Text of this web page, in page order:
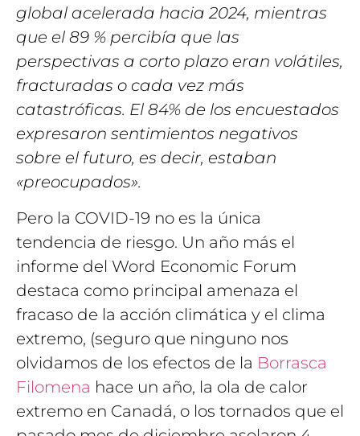
global acelerada hacia 2024, mientras
que el 89 % percibía que las
perspectivas a corto plazo eran volátiles,
fracturadas o cada vez más
catastróficas. El 84% de los encuestados
expresaron sentimientos negativos
sobre el futuro, es decir, estaban
«preocupados».
Pero la COVID-19 no es la única
tendencia de riesgo. Un año más el
informe del Word Economic Forum
destaca como principal amenaza el
fracaso de la acción climática y el clima
extremo, (seguro que ninguno nos
olvidamos de los efectos de la Borrasca
Filomena hace un año, la ola de calor
extremo en Canadá, o los tornados que el